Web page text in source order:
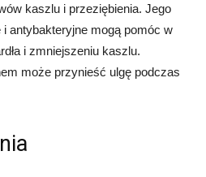
kaszlu i przeziębienia. Jego
antybakteryjne mogą pomóc w
i zmniejszeniu kaszlu.
może przynieść ulgę podczas